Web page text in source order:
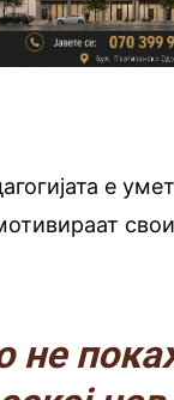
е
не